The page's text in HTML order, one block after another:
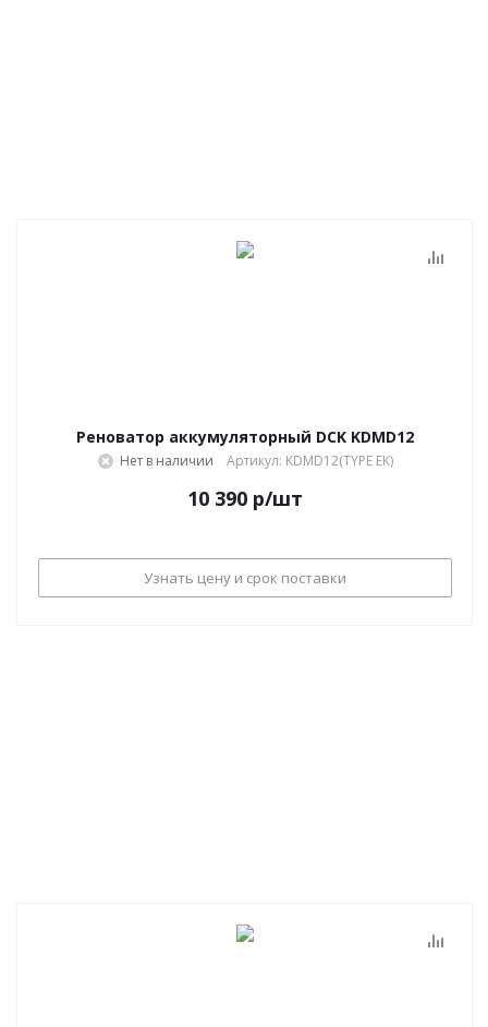
Реноватор аккумуляторный DCK KDMD12
Нет в наличии Артикул: KDMD12(TYPE EK)
10 390 р/шт
Узнать цену и срок поставки